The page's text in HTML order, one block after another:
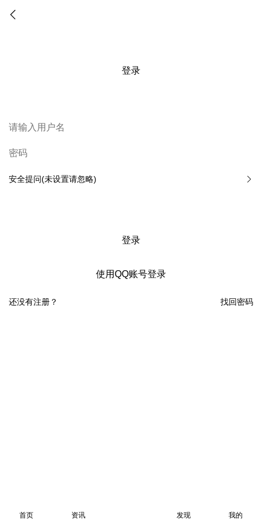
登录
安全提问(未设置请忽略)
登录
使用QQ账号登录
找回密码
还没有注册？
首页 资讯 发现 我的